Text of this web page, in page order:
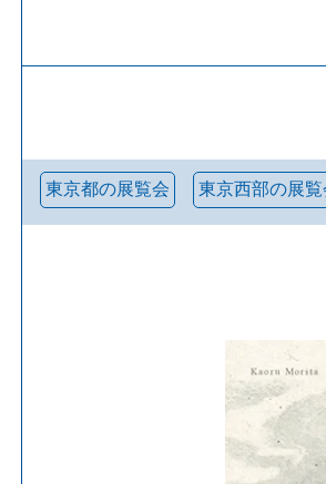
東京都の展覧会 東京西部の展覧